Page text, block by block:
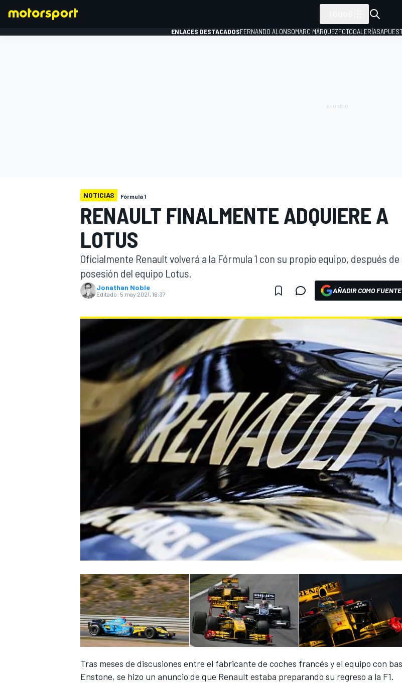
WEC FÓRMULA E
ENLACES DESTACADOSFERNANDO ALONSOMARC MÁRQUEZFOTOGALERÍAS
NOTICIAS Fórmula 1
RENAULT FINALMENTE ADQUIERE A
LOTUS
Oficialmente Renault volverá a la Fórmula 1 con su propio equipo, después
posesión del equipo Lotus.
Jonathan Noble
Editado: 5 may 2021, 16:37 AÑADIR COMO
Tras meses de discusiones entre el fabricante de coches francés y el equipo con
Enstone, se hizo un anuncio de que Renault estaba preparando su regreso a la F1.